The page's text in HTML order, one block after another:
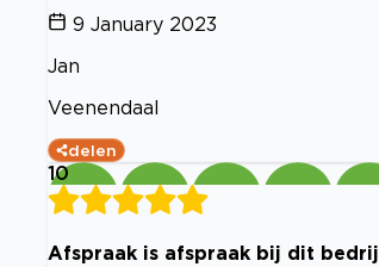
9 January 2023
Jan
Veenendaal
delen
10
Afspraak is afspraak bij dit